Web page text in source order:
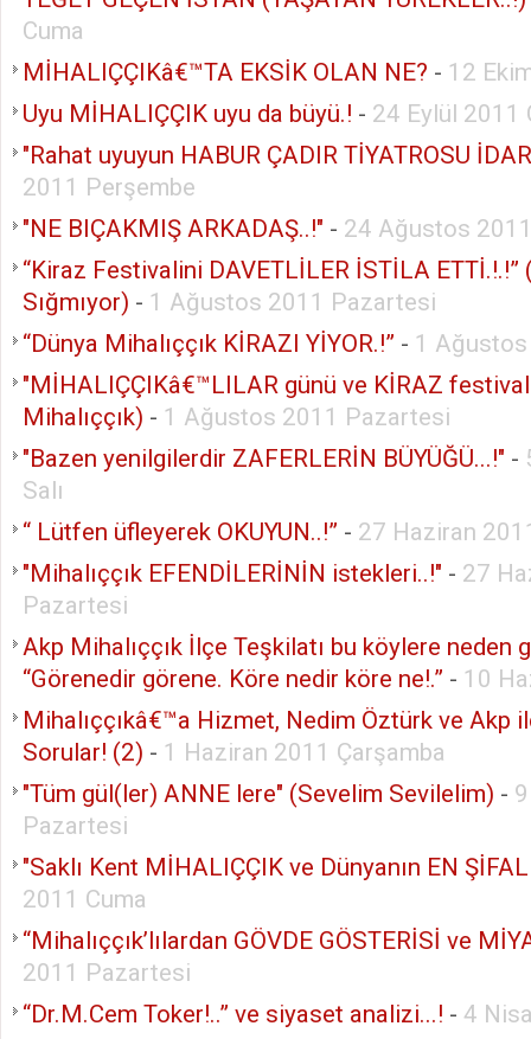
Cuma
MİHALIÇÇIKâ€™TA EKSİK OLAN NE? - 12
Uyu MİHALIÇÇIK uyu da büyü.! - 24 Eylül 2011
"Rahat uyuyun HABUR ÇADIR TİYATROSU
2011 Perşembe
"NE BIÇAKMIŞ ARKADAŞ..!" - 24 Ağustos
“Kiraz Festivalini DAVETLİLER İSTİLA ETTİ.!.!”
Sığmıyor) - 1 Ağustos 2011 Pazartesi
“Dünya Mihalıççık KİRAZI YİYOR.!” - 1
"MİHALIÇÇIKâ€™LILAR günü ve KİRAZ
Mihalıççık) - 1 Ağustos 2011 Pazartesi
"Bazen yenilgilerdir ZAFERLERİN BÜYÜĞÜ...!" -
Salı
“ Lütfen üfleyerek OKUYUN..!” - 27 Haziran
"Mihalıççık EFENDİLERİNİN istekleri..!" - 27
Pazartesi
Akp Mihalıççık İlçe Teşkilatı bu köylere neden
“Görenedir görene. Köre nedir köre ne!.” - 10
Mihalıççıkâ€™a Hizmet, Nedim Öztürk ve Akp
Sorular! (2) - 1 Haziran 2011 Çarşamba
"Tüm gül(ler) ANNE lere" (Sevelim Sevilelim) -
Pazartesi
"Saklı Kent MİHALIÇÇIK ve Dünyanın EN
2011 Cuma
“Mihalıççık’lılardan GÖVDE GÖSTERİSİ ve
2011 Pazartesi
“Dr.M.Cem Toker!..” ve siyaset analizi...! - 4